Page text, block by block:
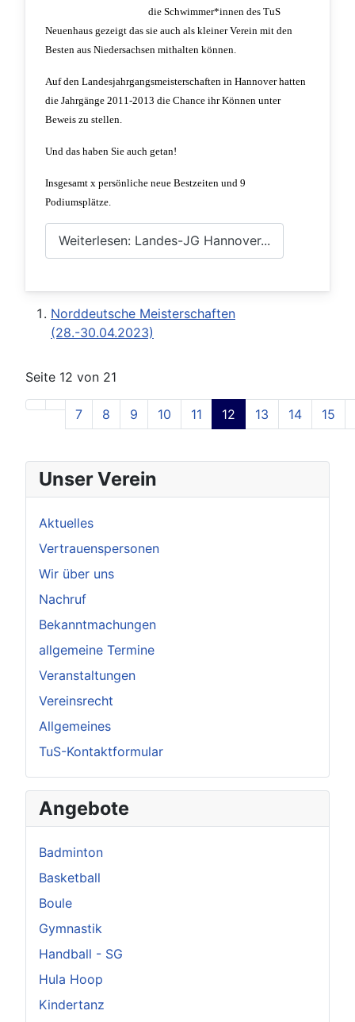
Unser Verein
Aktuelles
Vertrauenspersonen
Wir über uns
Nachruf
Bekanntmachungen
allgemeine Termine
Veranstaltungen
Vereinsrecht
Allgemeines
TuS-Kontaktformular
Angebote
Badminton
Basketball
Boule
Gymnastik
Handball - SG
Hula Hoop
Kindertanz
die Schwimmer*innen des TuS
Neuenhaus gezeigt das sie auch als kleiner Verein mit den
Besten aus Niedersachsen mithalten können.
Auf den Landesjahrgangsmeisterschaften in Hannover hatten
die Jahrgänge 2011-2013 die Chance ihr Können unter
Beweis zu stellen.
Und das haben Sie auch getan!
Insgesamt x persönliche neue Bestzeiten und 9
Podiumsplätze.
Weiterlesen: Landes-JG Hannover...
Norddeutsche Meisterschaften
(28.-30.04.2023)
Seite 12 von 21
7 8 9 10 11 12 13 14 15